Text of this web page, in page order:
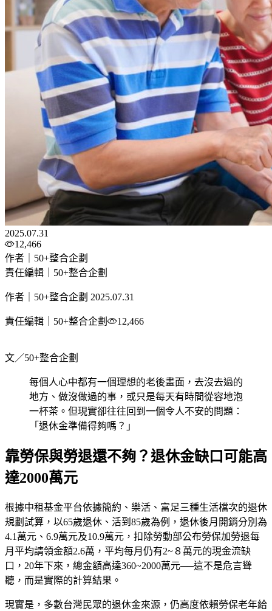
2025.07.31
12,466
作者｜50+整合企劃
責任編輯｜50+整合企劃
作者｜50+整合企劃 2025.07.31
責任編輯｜50+整合企劃 12,466
文／50+整合企劃
每個人心中都有一個理想的老後畫面，去沒去過的
地方、做沒做過的事，或只是每天有時間從容地泡
一杯茶。但現實卻往往回到一個令人不安的問題：
「退休金準備得夠嗎？」
靠勞保與勞退還不夠？退休金缺口可能高
達2000萬元
根據中租基金平台依據簡約、樂活、富足三種生活檔次的退休
規劃試算，以65歲退休、活到85歲為例，退休後月開銷分別為
4.1萬元、6.9萬元及10.9萬元，扣除勞動部公布勞保加勞退每
月平均請領金額2.6萬，平均每月仍有2~８萬元的現金流缺
口，20年下來，總金額高達360~2000萬元──這不是危言聳
聽，而是實際的計算結果。
現實是，多數台灣民眾的退休金來源，仍高度依賴勞保老年給